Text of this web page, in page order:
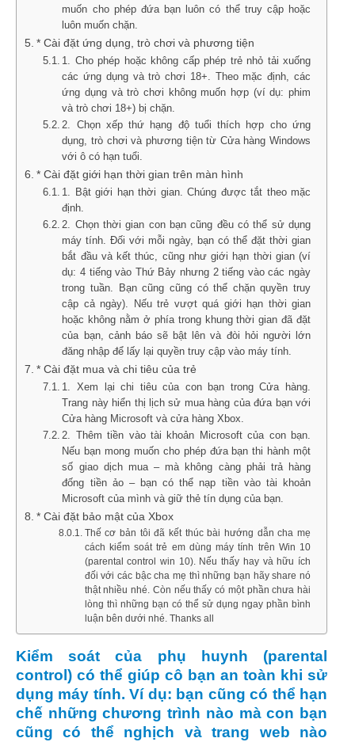
muốn cho phép đứa bạn luôn có thể truy cập hoặc
luôn muốn chặn.
* Cài đặt ứng dụng, trò chơi và phương tiện
1. Cho phép hoặc không cấp phép trẻ nhỏ tải xuống
các ứng dụng và trò chơi 18+. Theo mặc định, các
ứng dụng và trò chơi không muốn hợp (ví dụ: phim
và trò chơi 18+) bị chặn.
2. Chọn xếp thứ hạng độ tuổi thích hợp cho ứng
dụng, trò chơi và phương tiện từ Cửa hàng Windows
với ô có hạn tuổi.
* Cài đặt giới hạn thời gian trên màn hình
1. Bật giới hạn thời gian. Chúng được tắt theo mặc
định.
2. Chọn thời gian con bạn cũng đều có thể sử dụng
máy tính. Đối với mỗi ngày, bạn có thể đặt thời gian
bắt đầu và kết thúc, cũng như giới hạn thời gian (ví
dụ: 4 tiếng vào Thứ Bảy nhưng 2 tiếng vào các ngày
trong tuần. Bạn cũng cũng có thể chặn quyền truy
cập cả ngày). Nếu trẻ vượt quá giới hạn thời gian
hoặc không nằm ở phía trong khung thời gian đã đặt
của bạn, cảnh báo sẽ bật lên và đòi hỏi người lớn
đăng nhập để lấy lại quyền truy cập vào máy tính.
* Cài đặt mua và chi tiêu của trẻ
1. Xem lại chi tiêu của con bạn trong Cửa hàng.
Trang này hiển thị lịch sử mua hàng của đứa bạn với
Cửa hàng Microsoft và cửa hàng Xbox.
2. Thêm tiền vào tài khoản Microsoft của con bạn.
Nếu bạn mong muốn cho phép đứa bạn thi hành một
số giao dịch mua – mà không càng phải trả hàng
đống tiền ảo – bạn có thể nạp tiền vào tài khoản
Microsoft của mình và giữ thẻ tín dụng của bạn.
* Cài đặt bảo mật của Xbox
Thế cơ bản tôi đã kết thúc bài hướng dẫn cha mẹ
cách kiểm soát trẻ em dùng máy tính trên Win 10
(parental control win 10). Nếu thấy hay và hữu ích
đối với các bậc cha mẹ thì những bạn hãy share nó
thật nhiều nhé. Còn nếu thấy có một phần chưa hài
lòng thì những bạn có thể sử dụng ngay phần bình
luận bên dưới nhé. Thanks all
Kiểm soát của phụ huynh (parental
control) có thể giúp cô bạn an toàn khi sử
dụng máy tính. Ví dụ: bạn cũng có thể hạn
chế những chương trình nào mà con bạn
cũng có thể nghịch và trang web nào